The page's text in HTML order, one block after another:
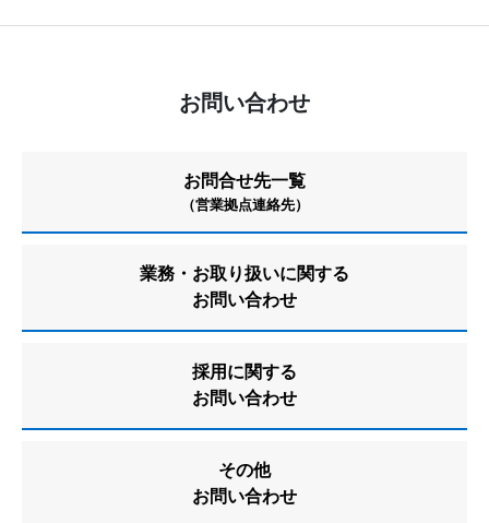
お問い合わせ
お問合せ先一覧
（営業拠点連絡先）
業務・お取り扱いに関する
お問い合わせ
採用に関する
お問い合わせ
その他
お問い合わせ